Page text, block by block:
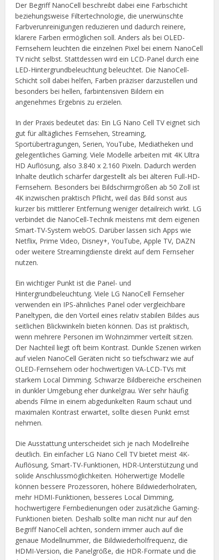
Der Begriff NanoCell beschreibt dabei eine Farbschicht
beziehungsweise Filtertechnologie, die unerwünschte
Farbverunreinigungen reduzieren und dadurch reinere,
klarere Farben ermöglichen soll. Anders als bei OLED-
Fernsehern leuchten die einzelnen Pixel bei einem NanoCell
TV nicht selbst. Stattdessen wird ein LCD-Panel durch eine
LED-Hintergrundbeleuchtung beleuchtet. Die NanoCell-
Schicht soll dabei helfen, Farben präziser darzustellen und
besonders bei hellen, farbintensiven Bildern ein
angenehmes Ergebnis zu erzielen.
In der Praxis bedeutet das: Ein LG Nano Cell TV eignet sich
gut für alltägliches Fernsehen, Streaming,
Sportübertragungen, Serien, YouTube, Mediatheken und
gelegentliches Gaming. Viele Modelle arbeiten mit 4K Ultra
HD Auflösung, also 3.840 x 2.160 Pixeln. Dadurch werden
Inhalte deutlich schärfer dargestellt als bei älteren Full-HD-
Fernsehern. Besonders bei Bildschirmgrößen ab 50 Zoll ist
4K inzwischen praktisch Pflicht, weil das Bild sonst aus
kurzer bis mittlerer Entfernung weniger detailreich wirkt. LG
verbindet die NanoCell-Technik meistens mit dem eigenen
Smart-TV-System webOS. Darüber lassen sich Apps wie
Netflix, Prime Video, Disney+, YouTube, Apple TV, DAZN
oder weitere Streamingdienste direkt auf dem Fernseher
nutzen.
Ein wichtiger Punkt ist die Panel- und
Hintergrundbeleuchtung. Viele LG NanoCell Fernseher
verwenden ein IPS-ähnliches Panel oder vergleichbare
Paneltypen, die den Vorteil eines relativ stabilen Bildes aus
seitlichen Blickwinkeln bieten können. Das ist praktisch,
wenn mehrere Personen im Wohnzimmer verteilt sitzen.
Der Nachteil liegt oft beim Kontrast. Dunkle Szenen wirken
auf vielen NanoCell Geräten nicht so tiefschwarz wie auf
OLED-Fernsehern oder hochwertigen VA-LCD-TVs mit
starkem Local Dimming. Schwarze Bildbereiche erscheinen
in dunkler Umgebung eher dunkelgrau. Wer sehr häufig
abends Filme in einem abgedunkelten Raum schaut und
maximalen Kontrast erwartet, sollte diesen Punkt ernst
nehmen.
Die Ausstattung unterscheidet sich je nach Modellreihe
deutlich. Ein einfacher LG Nano Cell TV bietet meist 4K-
Auflösung, Smart-TV-Funktionen, HDR-Unterstützung und
solide Anschlussmöglichkeiten. Höherwertige Modelle
können bessere Prozessoren, höhere Bildwiederholraten,
mehr HDMI-Funktionen, besseres Local Dimming,
hochwertigere Fernbedienungen oder zusätzliche Gaming-
Funktionen bieten. Deshalb sollte man nicht nur auf den
Begriff NanoCell achten, sondern immer auch auf die
genaue Modellnummer, die Bildwiederholfrequenz, die
HDMI-Version, die Panelgröße, die HDR-Formate und die